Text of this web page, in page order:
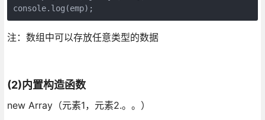
console.log(emp);
注：数组中可以存放任意类型的数据
(2)内置构造函数
new Array（元素1，元素2.。。）